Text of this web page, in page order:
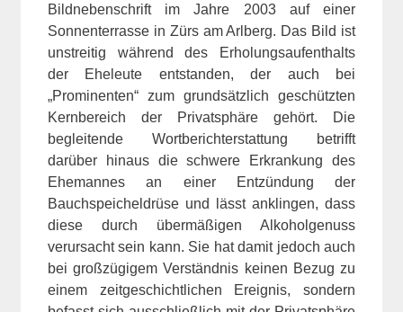
Bildnebenschrift im Jahre 2003 auf einer
Sonnenterrasse in Zürs am Arlberg. Das Bild ist
unstreitig während des Erholungsaufenthalts
der Eheleute entstanden, der auch bei
„Prominenten“ zum grundsätzlich geschützten
Kernbereich der Privatsphäre gehört. Die
begleitende Wortberichterstattung betrifft
darüber hinaus die schwere Erkrankung des
Ehemannes an einer Entzündung der
Bauchspeicheldrüse und lässt anklingen, dass
diese durch übermäßigen Alkoholgenuss
verursacht sein kann. Sie hat damit jedoch auch
bei großzügigem Verständnis keinen Bezug zu
einem zeitgeschichtlichen Ereignis, sondern